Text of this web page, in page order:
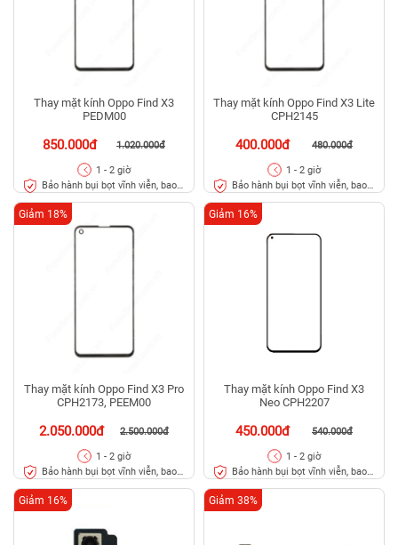
Thay mặt kính Oppo Find X3
PEDM00
850.000đ 1.020.000đ
1 - 2 giờ
Bảo hành bụi bọt vĩnh viễn, bao
Thay mặt kính Oppo Find X3 Lite
CPH2145
400.000đ 480.000đ
1 - 2 giờ
Bảo hành bụi bọt vĩnh viễn, bao
Thay mặt kính Oppo Find X3 Pro
CPH2173, PEEM00
2.050.000đ 2.500.000đ
Giảm 18%
1 - 2 giờ
Bảo hành bụi bọt vĩnh viễn, bao
Thay mặt kính Oppo Find X3
Neo CPH2207
450.000đ 540.000đ
Giảm 16%
1 - 2 giờ
Bảo hành bụi bọt vĩnh viễn, bao
Giảm 16% Giảm 38%